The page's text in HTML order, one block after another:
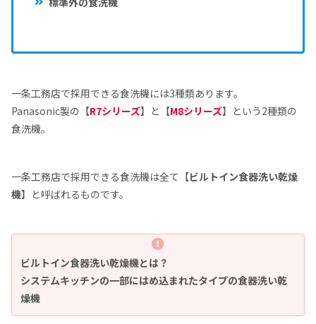
一条工務店で採用できる食洗機には3種類あります。
Panasonic製の【R7シリーズ】と【M8シリーズ】という2種類の
食洗機。
一条工務店で採用できる食洗機は全て【ビルトイン食器洗い乾燥
機】と呼ばれるものです。
ビルトイン食器洗い乾燥機とは？
システムキッチンの一部にはめ込まれたタイプの食器洗い乾
燥機